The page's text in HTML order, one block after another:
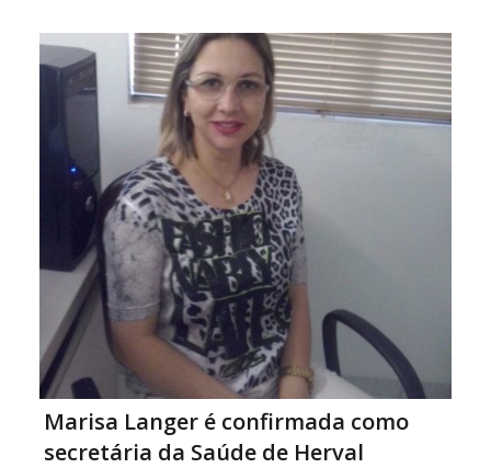
inscrita a eleição foi por aclamação, contando com a
unanimidade de […]
Marisa Langer é confirmada como
secretária da Saúde de Herval